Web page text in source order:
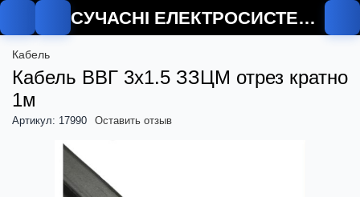
СУЧАСНІ ЕЛЕКТРОСИСТЕМИ
Кабель
Кабель ВВГ 3х1.5 ЗЗЦМ отрез кратно
1м
Артикул: 17990 Оставить отзыв